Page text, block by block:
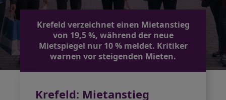
Krefeld verzeichnet einen Mietanstieg
von 19,5 %, während der neue
Mietspiegel nur 10 % meldet. Kritiker
warnen vor steigenden Mieten.
Krefeld: Mietanstieg